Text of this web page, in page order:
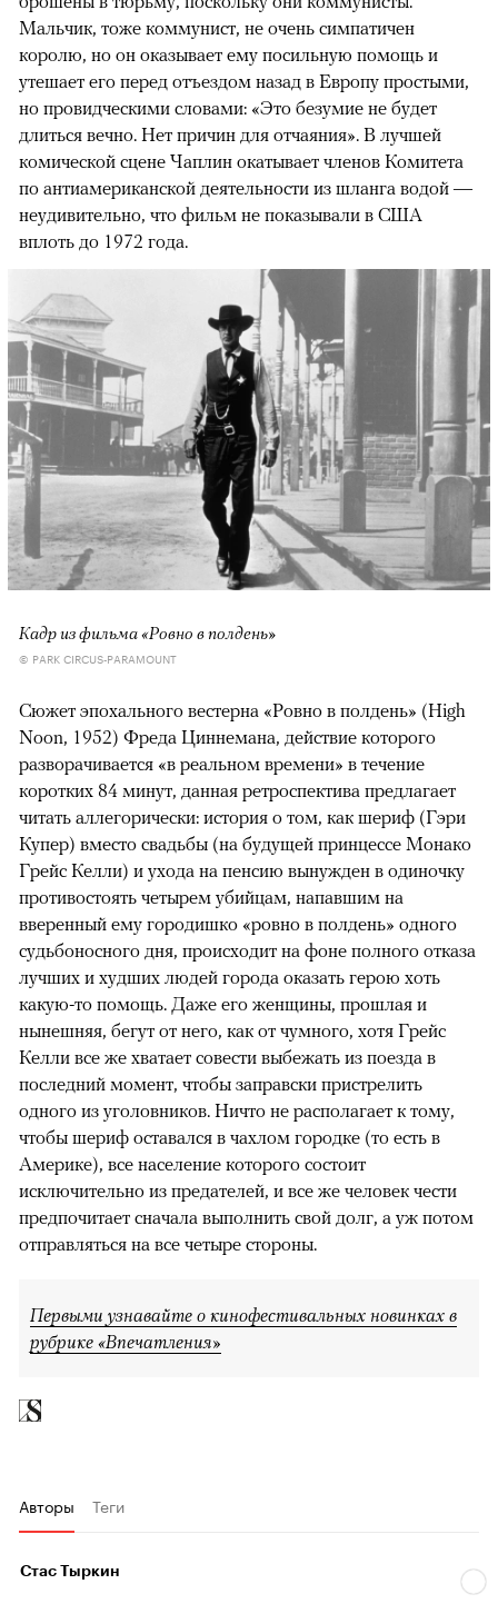
Мальчик, тоже коммунист, не очень симпатичен
королю, но он оказывает ему посильную помощь и
утешает его перед отъездом назад в Европу простыми,
но провидческими словами: «Это безумие не будет
длиться вечно. Нет причин для отчаяния». В лучшей
комической сцене Чаплин окатывает членов Комитета
по антиамериканской деятельности из шланга водой —
неудивительно, что фильм не показывали в США
вплоть до 1972 года.
Кадр из фильма «Ровно в полдень»
© PARK CIRCUS-PARAMOUNT
Сюжет эпохального вестерна «Ровно в полдень» (High
Noon, 1952) Фреда Циннемана, действие которого
разворачивается «в реальном времени» в течение
коротких 84 минут, данная ретроспектива предлагает
читать аллегорически: история о том, как шериф (Гэри
Купер) вместо свадьбы (на будущей принцессе Монако
Грейс Келли) и ухода на пенсию вынужден в одиночку
противостоять четырем убийцам, напавшим на
вверенный ему городишко «ровно в полдень» одного
судьбоносного дня, происходит на фоне полного отказа
лучших и худших людей города оказать герою хоть
какую-то помощь. Даже его женщины, прошлая и
нынешняя, бегут от него, как от чумного, хотя Грейс
Келли все же хватает совести выбежать из поезда в
последний момент, чтобы заправски пристрелить
одного из уголовников. Ничто не располагает к тому,
чтобы шериф оставался в чахлом городке (то есть в
Америке), все население которого состоит
исключительно из предателей, и все же человек чести
предпочитает сначала выполнить свой долг, а уж потом
отправляться на все четыре стороны.
Первыми узнавайте о кинофестивальных новинках в
рубрике «Впечатления»
Авторы Теги
Стас Тыркин